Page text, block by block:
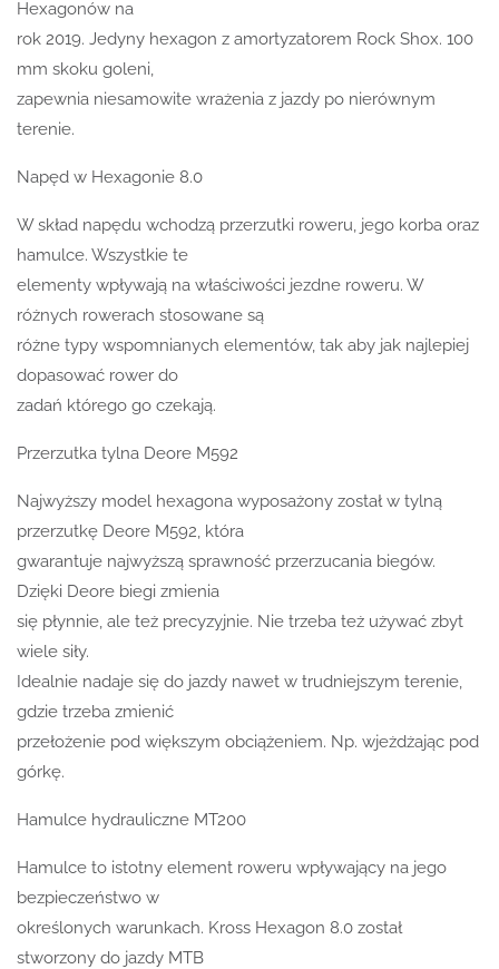
Hexagonów na
rok 2019. Jedyny hexagon z amortyzatorem Rock Shox. 100
mm skoku goleni,
zapewnia niesamowite wrażenia z jazdy po nierównym
terenie.
Napęd w Hexagonie 8.0
W skład napędu wchodzą przerzutki roweru, jego korba oraz
hamulce. Wszystkie te
elementy wpływają na właściwości jezdne roweru. W
różnych rowerach stosowane są
różne typy wspomnianych elementów, tak aby jak najlepiej
dopasować rower do
zadań którego go czekają.
Przerzutka tylna Deore M592
Najwyższy model hexagona wyposażony został w tylną
przerzutkę Deore M592, która
gwarantuje najwyższą sprawność przerzucania biegów.
Dzięki Deore biegi zmienia
się płynnie, ale też precyzyjnie. Nie trzeba też używać zbyt
wiele siły.
Idealnie nadaje się do jazdy nawet w trudniejszym terenie,
gdzie trzeba zmienić
przełożenie pod większym obciążeniem. Np. wjeżdżając pod
górkę.
Hamulce hydrauliczne MT200
Hamulce to istotny element roweru wpływający na jego
bezpieczeństwo w
określonych warunkach. Kross Hexagon 8.0 został
stworzony do jazdy MTB